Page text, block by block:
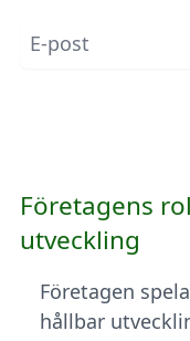
Företagens
utveckling
Företagen
hållbar